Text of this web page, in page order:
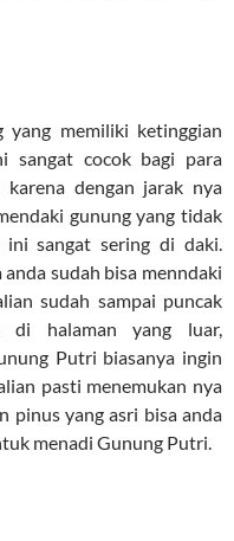
yang memiliki ketinggian
sangat cocok bagi para
karena dengan jarak nya
gunung yang tidak
sangat sering di daki.
sudah bisa menndaki
sudah sampai puncak
di halaman yang luar,
Putri biasanya ingin
pasti menemukan nya
pinus yang asri bisa anda
menadi Gunung Putri.